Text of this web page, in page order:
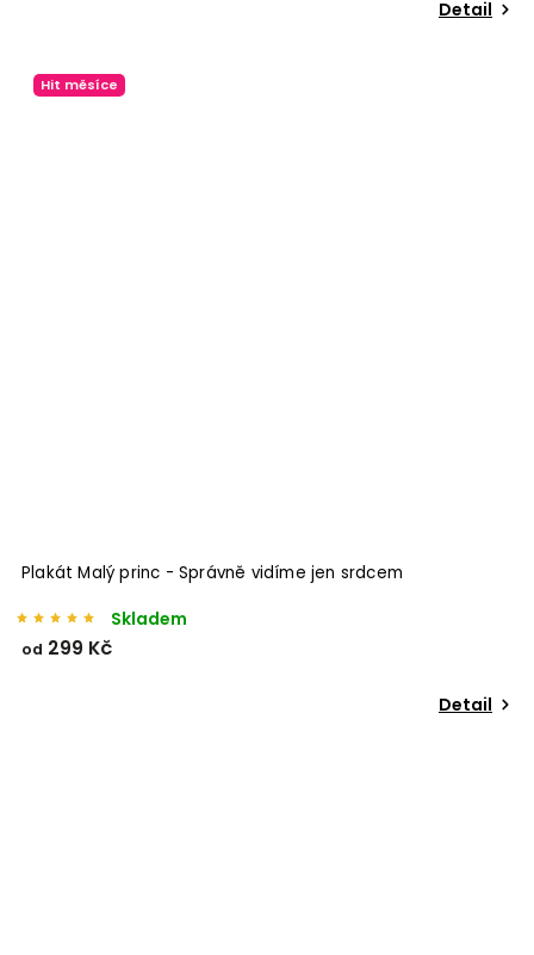
Detail
Hit měsíce
Plakát Malý princ - Správně vidíme jen srdcem
Skladem
od 299 Kč
Detail